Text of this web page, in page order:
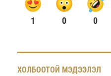
1 0 0
ХОЛБООТОЙ МЭДЭЭЛЭЛ